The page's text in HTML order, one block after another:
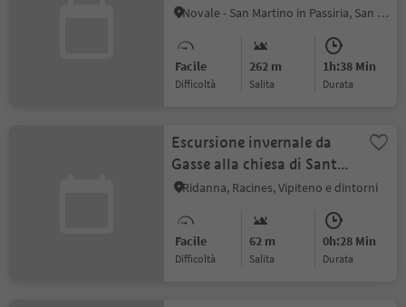
Novale - San Martino in Passiria, San Martino in Passiria, Merano e dintorni
Facile
Difficoltà
262 m
Salita
1h:38 Min
durata
Escursione invernale da
Gasse alla chiesa di Santa
Maddalena
Ridanna, Racines, Vipiteno e dintorni
Facile
Difficoltà
62 m
Salita
0h:28 Min
durata